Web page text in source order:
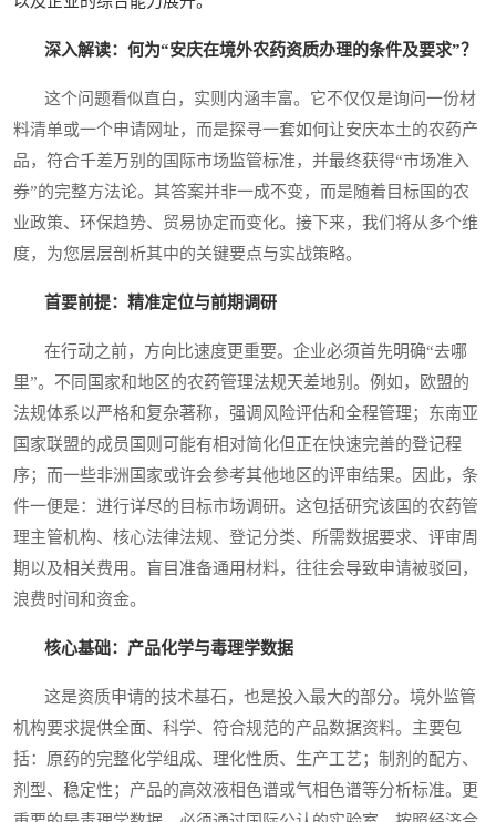
深入解读：何为“安庆在境外农药资质办理的条件及要求”？
这个问题看似直白，实则内涵丰富。它不仅仅是询问一份材
料清单或一个申请网址，而是探寻一套如何让安庆本土的农药产
品，符合千差万别的国际市场监管标准，并最终获得“市场准入
券”的完整方法论。其答案并非一成不变，而是随着目标国的农
业政策、环保趋势、贸易协定而变化。接下来，我们将从多个维
度，为您层层剖析其中的关键要点与实战策略。
首要前提：精准定位与前期调研
在行动之前，方向比速度更重要。企业必须首先明确“去哪
里”。不同国家和地区的农药管理法规天差地别。例如，欧盟的
法规体系以严格和复杂著称，强调风险评估和全程管理；东南亚
国家联盟的成员国则可能有相对简化但正在快速完善的登记程
序；而一些非洲国家或许会参考其他地区的评审结果。因此，条
件一便是：进行详尽的目标市场调研。这包括研究该国的农药管
理主管机构、核心法律法规、登记分类、所需数据要求、评审周
期以及相关费用。盲目准备通用材料，往往会导致申请被驳回，
浪费时间和资金。
核心基础：产品化学与毒理学数据
这是资质申请的技术基石，也是投入最大的部分。境外监管
机构要求提供全面、科学、符合规范的产品数据资料。主要包
括：原药的完整化学组成、理化性质、生产工艺；制剂的配方、
剂型、稳定性；产品的高效液相色谱或气相色谱等分析标准。更